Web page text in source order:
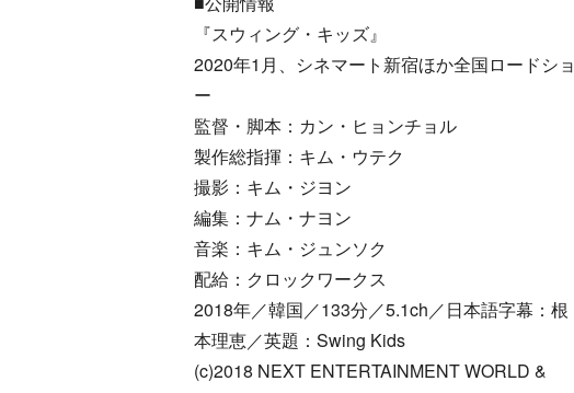
『スウィング・キッズ』
2020年1月、シネマート新宿ほか全国ロードショ
ー
監督・脚本：カン・ヒョンチョル
製作総指揮：キム・ウテク
撮影：キム・ジヨン
編集：ナム・ナヨン
音楽：キム・ジュンソク
配給：クロックワークス
2018年／韓国／133分／5.1ch／日本語字幕：根
本理恵／英題：Swing Kids
(c)2018 NEXT ENTERTAINMENT WORLD &